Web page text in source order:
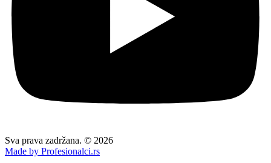
Sva prava zadržana. © 2026
Made by Profesionalci.rs